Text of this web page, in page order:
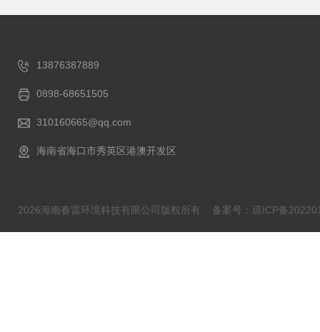
13876387889
0898-68651505
310160665@qq.com
海南省海口市秀英区港澳开发区
2026海南春雷环境科技有限公司版权所有 备案号：琼ICP备